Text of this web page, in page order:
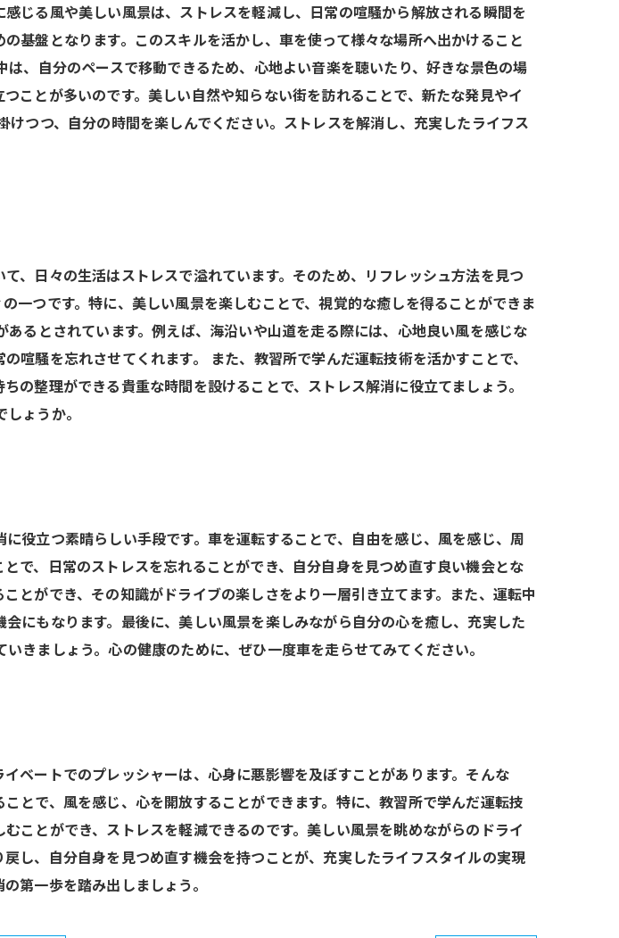
じる風や美しい風景は、ストレスを軽減し、日常の喧騒から解放される瞬間を
基盤となります。このスキルを活かし、車を使って様々な場所へ出かけること
、自分のペースで移動できるため、心地よい音楽を聴いたり、好きな景色の場
ことが多いのです。美しい自然や知らない街を訪れることで、新たな発見やイ
つつ、自分の時間を楽しんでください。ストレスを解消し、充実したライフス
、日々の生活はストレスで溢れています。そのため、リフレッシュ方法を見つ
一つです。特に、美しい風景を楽しむことで、視覚的な癒しを得ることができま
るとされています。例えば、海沿いや山道を走る際には、心地良い風を感じな
喧騒を忘れさせてくれます。 また、教習所で学んだ運転技術を活かすことで、
の整理ができる貴重な時間を設けることで、ストレス解消に役立てましょう。
ょうか。
役立つ素晴らしい手段です。車を運転することで、自由を感じ、風を感じ、周
で、日常のストレスを忘れることができ、自分自身を見つめ直す良い機会とな
とができ、その知識がドライブの楽しさをより一層引き立てます。また、運転中
にもなります。最後に、美しい風景を楽しみながら自分の心を癒し、充実した
きましょう。心の健康のために、ぜひ一度車を走らせてみてください。
ベートでのプレッシャーは、心身に悪影響を及ぼすことがあります。そんな
とで、風を感じ、心を開放することができます。特に、教習所で学んだ運転技
ことができ、ストレスを軽減できるのです。美しい風景を眺めながらのドライ
し、自分自身を見つめ直す機会を持つことが、充実したライフスタイルの実現
第一歩を踏み出しましょう。